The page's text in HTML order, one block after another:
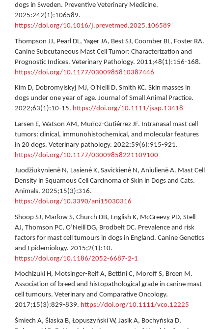
dogs in Sweden. Preventive Veterinary Medicine.
2025:242(1):106589.
https://doi.org/10.1016/j.prevetmed.2025.106589
Thompson JJ, Pearl DL, Yager JA, Best SJ, Coomber BL, Foster RA.
Canine Subcutaneous Mast Cell Tumor: Characterization and
Prognostic Indices. Veterinary Pathology. 2011;48(1):156-168.
https://doi.org/10.1177/0300985810387446
Kim D, Dobromylskyj MJ, O'Neill D, Smith KC. Skin masses in
dogs under one year of age. Journal of Small Animal Practice.
2022;63(1):10-15. https://doi.org/10.1111/jsap.13418
Larsen E, Watson AM, Muñoz-Gutiérrez JF. Intranasal mast cell
tumors: clinical, immunohistochemical, and molecular features
in 20 dogs. Veterinary pathology. 2022;59(6):915-921.
https://doi.org/10.1177/03009858221109100
Juodžiukynienė N, Lasienė K, Savickienė N, Aniulienė A. Mast Cell
Density in Squamous Cell Carcinoma of Skin in Dogs and Cats.
Animals. 2025;15(3):316.
https://doi.org/10.3390/ani15030316
Shoop SJ, Marlow S, Church DB, English K, McGreevy PD, Stell
AJ, Thomson PC, O’Neill DG, Brodbelt DC. Prevalence and risk
factors for mast cell tumours in dogs in England. Canine Genetics
and Epidemiology. 2015;2(1):10.
https://doi.org/10.1186/2052-6687-2-1
Mochizuki H, Motsinger‐Reif A, Bettini C, Moroff S, Breen M.
Association of breed and histopathological grade in canine mast
cell tumours. Veterinary and Comparative Oncology.
2017;15(3):829-839. https://doi.org/10.1111/vco.12225
Śmiech A, Ślaska B, Łopuszyński W, Jasik A, Bochyńska D,